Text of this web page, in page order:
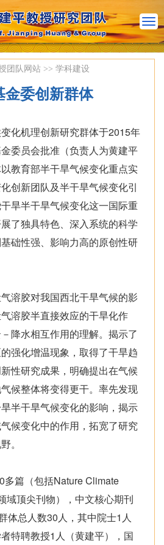
n
a
v
团队网站 >> 学科建设
金委创新群体
机理创新研究群体于2015年
委员会批准（负责人为黄建平
教育部半干旱气候变化重点实
创新团队及半干旱气候变化引
旱半干旱气候变化这一国际重
了独具特色、深入系统的科学
础性强、影响力高的原创性研
胶对我国西北干旱气候的影
溶胶半直接效应的干旱化作
降水相互作用的理解。揭示了
强化增温现象，取得了干旱趋
性研究成果，明确提出在气候
候整体将变得更干。率先发现
半干旱气候变化的影响，揭示
候变化中的作用，拓宽了研究
。
篇（包括Nature Climate
域顶尖刊物），中文核心期刊
体总人数30人，其中院士1人
者特聘教授1人（黄建平），国